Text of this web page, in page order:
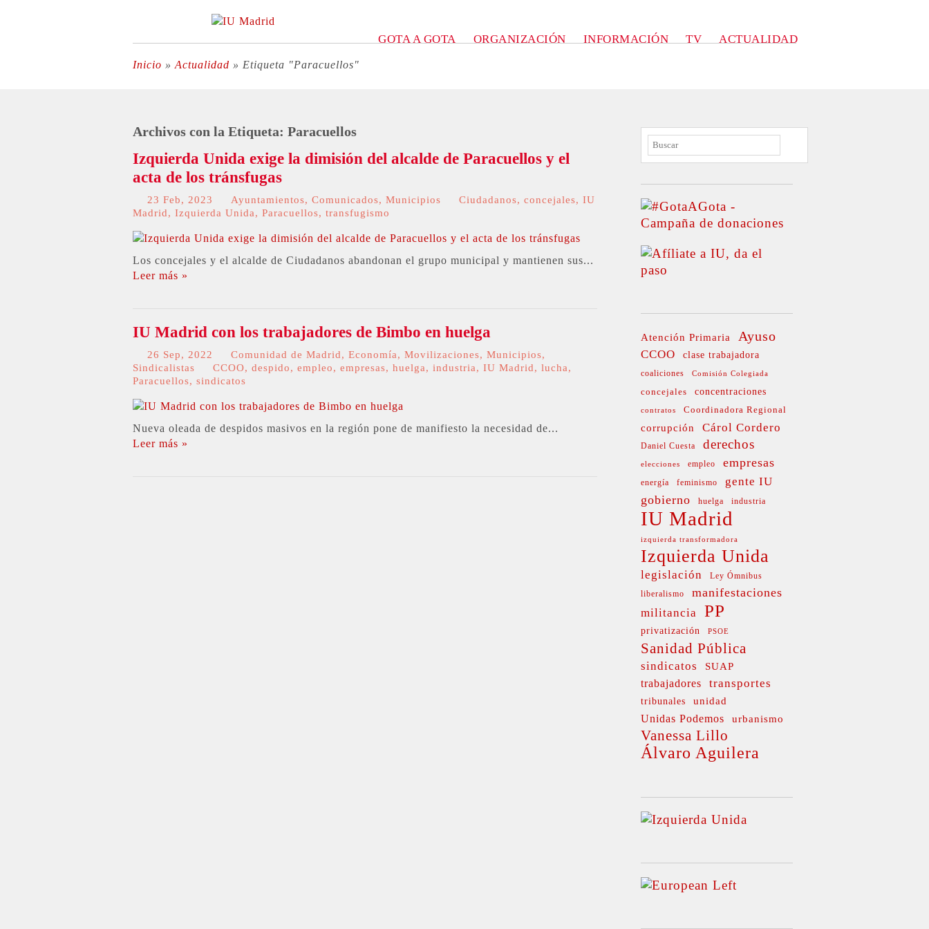
GOTA A GOTA ORGANIZACIÓN INFORMACIÓN TV
ACTUALIDAD
Inicio »Actualidad » Etiqueta "Paracuellos"
Archivos con la Etiqueta: Paracuellos
Izquierda Unida exige la dimisión del alcalde de Paracuellos y el
acta de los tránsfugas
23 Feb, 2023 Ayuntamientos, Comunicados, Municipios Ciudadanos, concejales, IU
Madrid, Izquierda Unida, Paracuellos, transfugismo
Los concejales y el alcalde de Ciudadanos abandonan el grupo municipal y mantienen sus...
Leer más »
IU Madrid con los trabajadores de Bimbo en huelga
26 Sep, 2022 Comunidad de Madrid, Economía, Movilizaciones, Municipios,
Sindicalistas
CCOO, despido, empleo, empresas, huelga, industria, IU Madrid, lucha,
Paracuellos, sindicatos
Nueva oleada de despidos masivos en la región pone de manifiesto la necesidad de...
Leer más »
BUSCAR
Atención Primaria Ayuso
CCOO clase trabajadora
coaliciones Comisión Colegiada
concejales concentraciones
contratos Coordinadora Regional
corrupción Cárol Cordero
Daniel Cuesta derechos
elecciones empleo empresas
energía feminismo gente IU
gobierno huelga industria
IU Madrid
izquierda transformadora
Izquierda Unida
legislación Ley Ómnibus
liberalismo manifestaciones
militancia PP
privatización PSOE
Sanidad Pública
sindicatos
SUAP
trabajadores
transportes
tribunales unidad
Unidas Podemos urbanismo
Vanessa Lillo
Álvaro Aguilera